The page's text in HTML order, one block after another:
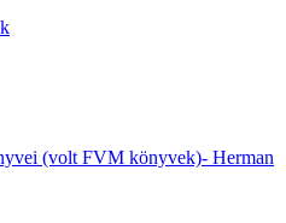
(volt FVM könyvek)- Herman